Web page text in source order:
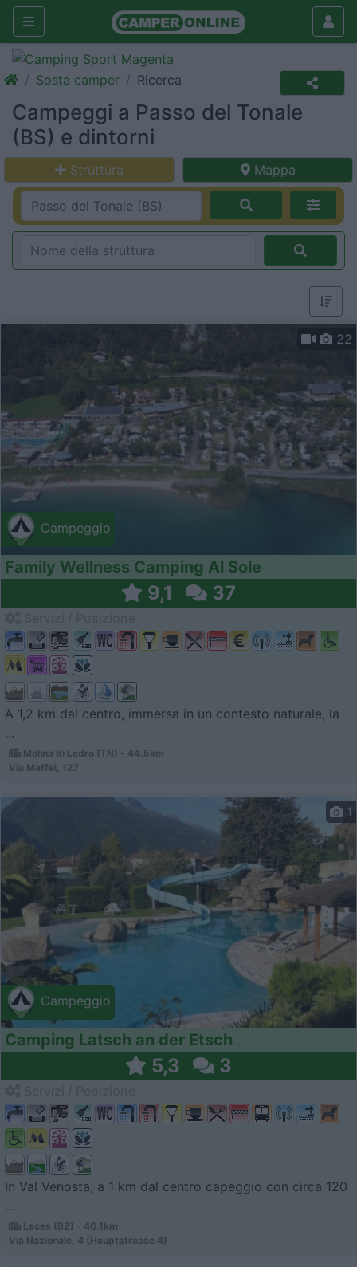
Sosta camper Ricerca
Campeggi a Passo del Tonale
(BS) e dintorni
Struttura Mappa
Campeggio
22
Family Wellness Camping Al Sole
9,1 37
A 1,2 km dal centro, immersa in un contesto naturale, la
...
Molina di Ledro (TN) - 44.5km
Via Maffei, 127
Campeggio
1
Camping Latsch an der Etsch
5,3 3
In Val Venosta, a 1 km dal centro capeggio con circa 120
...
Laces (BZ) - 46.1km
Via Nazionale, 4 (Hauptstrasse 4)